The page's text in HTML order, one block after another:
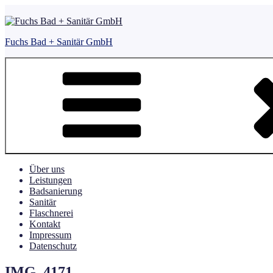
Inhalt
Fuchs Bad + Sanitär GmbH
Über uns
Leistungen
Badsanierung
Sanitär
Flaschnerei
Kontakt
Impressum
Datenschutz